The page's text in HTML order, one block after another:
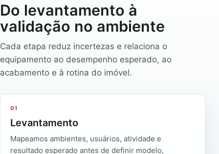
Do levantamento à
validação no ambiente
Cada etapa reduz incertezas e relaciona o
equipamento ao desempenho esperado, ao
acabamento e à rotina do imóvel.
01
Levantamento
Mapeamos ambientes, usuários, atividade e
resultado esperado antes de definir modelo,